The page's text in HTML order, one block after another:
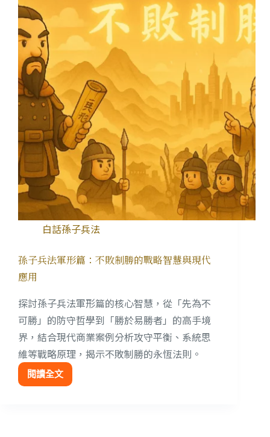
白話孫子兵法
孫子兵法軍形篇：不敗制勝的戰略智慧與現代
應用
探討孫子兵法軍形篇的核心智慧，從「先為不
可勝」的防守哲學到「勝於易勝者」的高手境
界，結合現代商業案例分析攻守平衡、系統思
維等戰略原理，揭示不敗制勝的永恆法則。
閱讀全文